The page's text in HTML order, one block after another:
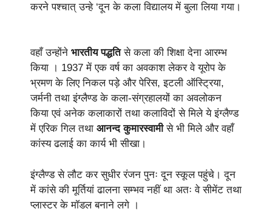
करने पश्चात् उन्हे ‘दून के कला विद्यालय में बुला लिया गया।
वहाँ उन्होंने भारतीय पद्धतिसे कला की शिक्षा देना आरम्भ
किया । 1937 में एक वर्ष का अवकाश लेकर वे यूरोप के
भ्रमण के लिए निकल पड़े और पेरिस, इटली ऑस्ट्रिया,
जर्मनी तथा इंग्लैण्ड के कला-संग्रहालयों का अवलोकन
किया एवं अनेक कलाकारों तथा कलाविदों से मिले ये इंग्लैण्ड
में एरिक गिल तथा आनन्द कुमारस्वामीसे भी मिले और वहाँ
कांस्य ढलाई का कार्य भी सीखा।
इंग्लैण्ड से लौट कर सुधीर रंजन पुनः दून स्कूल पहुंचे। दून
में कांसे की मूर्तियां ढालना सम्भव नहीं था अतः वे सीमेंट तथा
प्लास्टर के मॉडल बनाने लगे ।